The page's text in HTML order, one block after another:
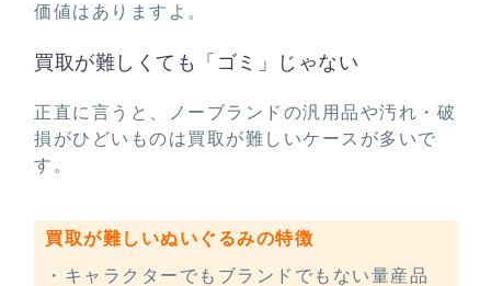
価値はありますよ。
買取が難しくても「ゴミ」じゃない
正直に言うと、ノーブランドの汎用品や汚れ・破
損がひどいものは買取が難しいケースが多いで
す。
買取が難しいぬいぐるみの特徴
・キャラクターでもブランドでもない量産品